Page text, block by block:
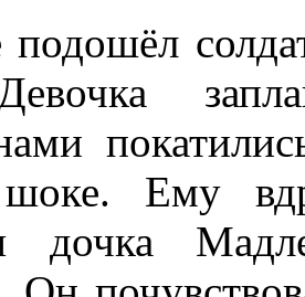
Ему
дочка